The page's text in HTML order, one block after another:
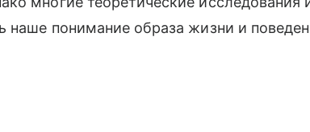
наше понимание образа жизни и